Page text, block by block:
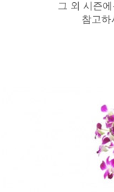
그 외 시즌
참고하